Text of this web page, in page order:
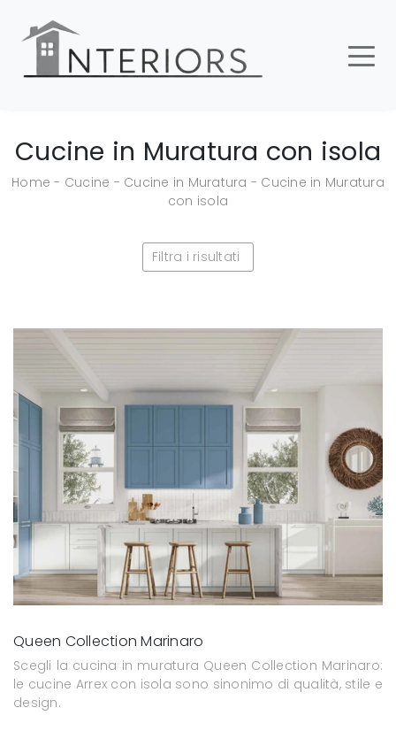
Cucine in Muratura con isola
Home - Cucine - Cucine in Muratura - Cucine in Muratura
con isola
Filtra i risultati
Queen Collection Marinaro
Scegli la cucina in muratura Queen Collection Marinaro:
le cucine Arrex con isola sono sinonimo di qualità, stile e
design.